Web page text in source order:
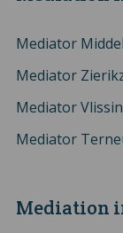
Mediation
Mediator
Mediator
Mediator
Mediator